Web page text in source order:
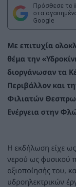
Πρόσθεσε το
στα
Google
Με επιτυχία
θέμα την
διοργάνωσαν τα
Περιβάλλον και
Φιλιατών
Ενέργεια στην
Η εκδήλωση είχε
νερού ως φυσικού
αξιοποίησής του,
υδροηλεκτρικών